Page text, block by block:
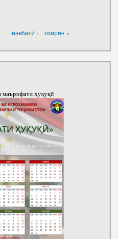
навбатӣ › охирин »
маърифати ҳуқуқӣ